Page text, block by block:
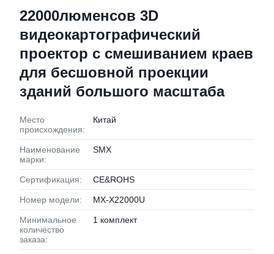
22000люменсов 3D
видеокартографический
проектор с смешиванием краев
для бесшовной проекции
зданий большого масштаба
Место
происхождения:
Китай
Наименование
марки:
SMX
Сертификация: CE&ROHS
Номер модели: MX-X22000U
Минимальное
количество
заказа:
1 комплект